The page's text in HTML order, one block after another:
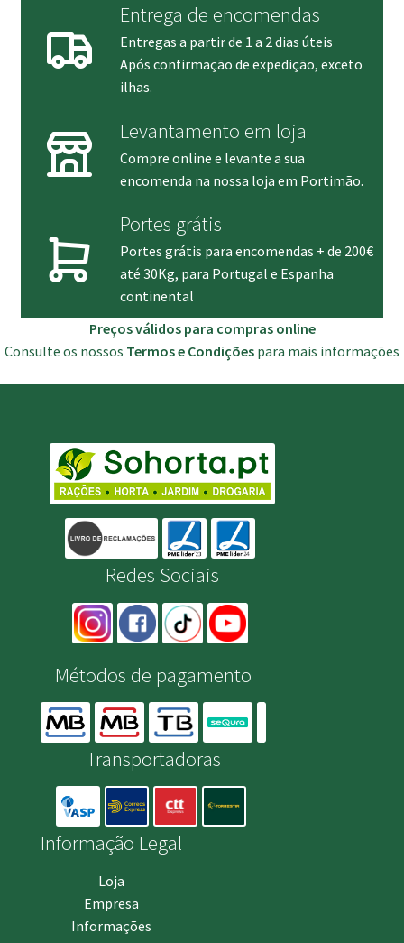
Entrega de encomendas
Entregas a partir de 1 a 2 dias úteis
Após confirmação de expedição, exceto
ilhas.
Levantamento em loja
Compre online e levante a sua
encomenda na nossa loja em Portimão.
Portes grátis
Portes grátis para encomendas + de 200€
até 30Kg, para Portugal e Espanha
continental
Preços válidos para compras online
Consulte os nossos Termos e Condições para mais informações
Redes Sociais
Métodos de pagamento
Transportadoras
Informação Legal
Loja
Empresa
Informações